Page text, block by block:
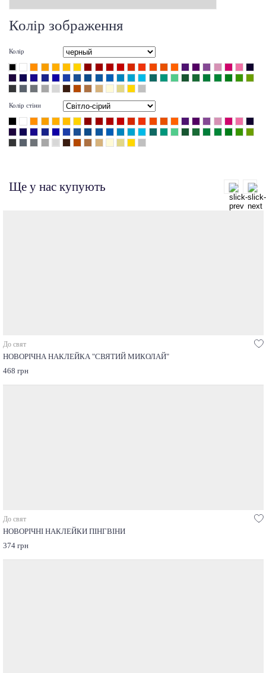
Колір зображення
Колір
Колір стіни
Ще у нас купують
До свят
НОВОРІЧНА НАКЛЕЙКА "СВЯТИЙ МИКОЛАЙ"
468 грн
До свят
НОВОРІЧНІ НАКЛЕЙКИ ПІНГВІНИ
374 грн